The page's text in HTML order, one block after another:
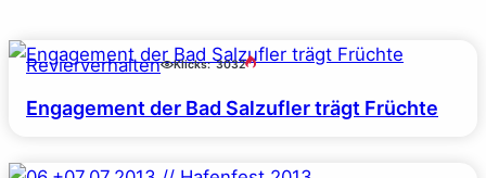
Revierverhalten Klicks: 3032
Engagement der Bad Salzufler trägt Früchte